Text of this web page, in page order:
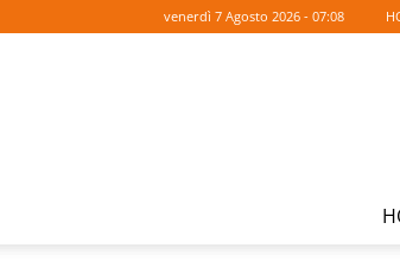
venerdì 7 Agosto 2026 - 07:08